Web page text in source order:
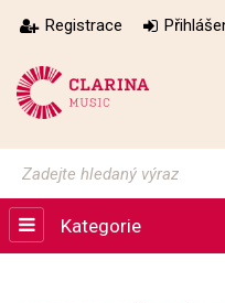
Registrace
Kategorie